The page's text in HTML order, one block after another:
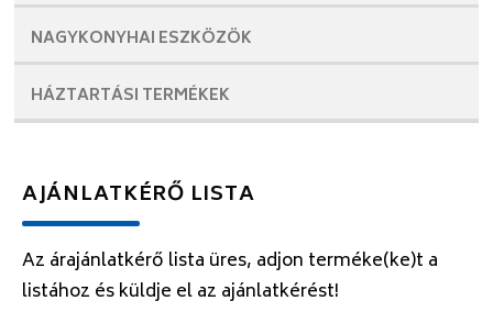
NAGYKONYHAI ESZKÖZÖK
HÁZTARTÁSI TERMÉKEK
AJÁNLATKÉRŐ LISTA
Az árajánlatkérő lista üres, adjon terméke(ke)t a
listához és küldje el az ajánlatkérést!